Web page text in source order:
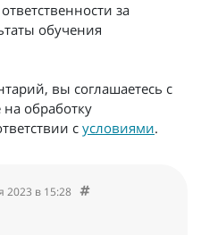
за
обучения
вы соглашаетесь с
на обработку
с условиями.
2023 в 15:28